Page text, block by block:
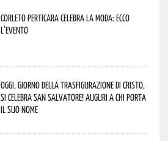
Corleto Perticara celebra la moda: ecco
l’evento
Oggi, giorno della Trasfigurazione di Cristo,
si celebra San Salvatore! Auguri a chi porta
il suo nome